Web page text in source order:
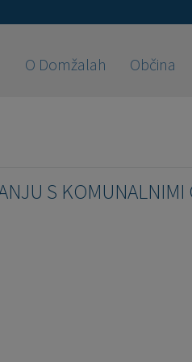
O Domžalah Občina
S KOMUNALNIMI